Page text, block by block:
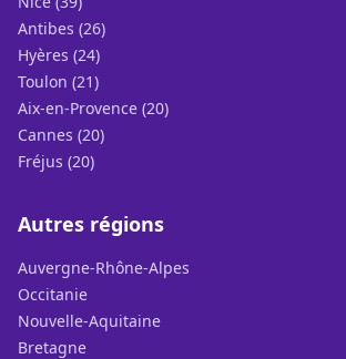
Antibes (26)
Hyères (24)
Toulon (21)
Aix-en-Provence (20)
Cannes (20)
Fréjus (20)
Autres régions
Auvergne-Rhône-Alpes
Occitanie
Nouvelle-Aquitaine
Bretagne